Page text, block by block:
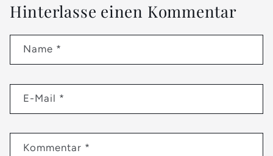
Hinterlasse einen Kommentar
Name *
E-Mail *
Kommentar *